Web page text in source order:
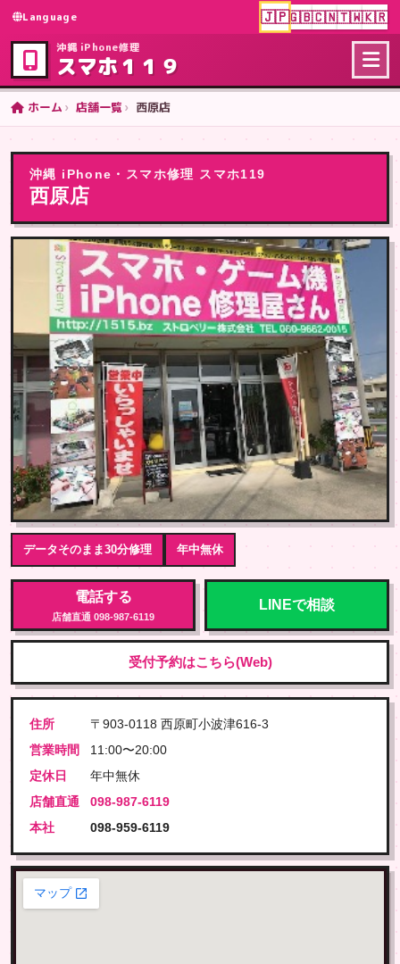
Language 🇯🇵🇬🇧🇨🇳🇹🇼🇰🇷
沖縄 iPhone修理
スマホ１１９
ホーム 店舗一覧 西原店
沖縄 iPhone・スマホ修理 スマホ119
西原店
データそのまま30分修理 年中無休
電話する
店舗直通 098-987-6119
LINEで相談
受付予約はこちら(Web)
住所
〒903-0118 西原町小波津616-3
営業時間
11:00〜20:00
定休日
年中無休
店舗直通
098-987-6119
本社
098-959-6119